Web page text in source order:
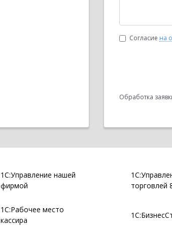
Согласие на
Обработка
1С:Управление нашей
фирмой
торговлей
1С:Рабочее место
кассира